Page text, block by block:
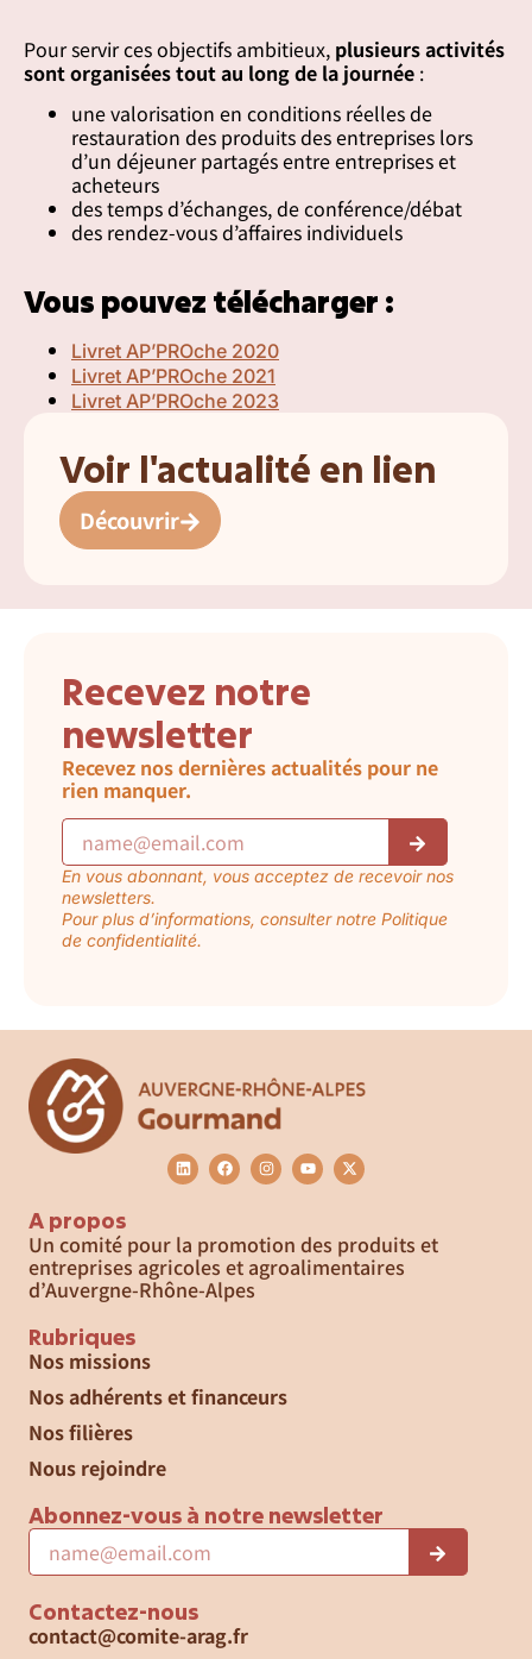
Pour servir ces objectifs ambitieux, plusieurs activités
sont organisées tout au long de la journée :
une valorisation en conditions réelles de
restauration des produits des entreprises lors
d’un déjeuner partagés entre entreprises et
acheteurs
des temps d’échanges, de conférence/débat
des rendez-vous d’affaires individuels
Vous pouvez télécharger :
Livret AP’PROche 2020
Livret AP’PROche 2021
Livret AP’PROche 2023
Voir l'actualité en lien
Découvrir
Recevez notre
newsletter
Recevez nos dernières actualités pour ne
rien manquer.
En vous abonnant, vous acceptez de recevoir nos
newsletters.
Pour plus d’informations, consulter notre Politique
de confidentialité.
A propos
Un comité pour la promotion des produits et
entreprises agricoles et agroalimentaires
d’Auvergne-Rhône-Alpes
Rubriques
Nos missions
Nos adhérents et financeurs
Nos filières
Nous rejoindre
Abonnez-vous à notre newsletter
Contactez-nous
contact@comite-arag.fr